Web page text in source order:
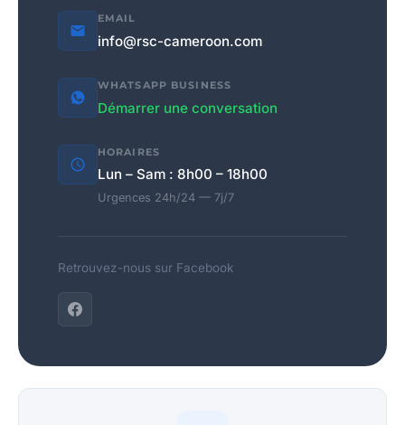
EMAIL
info@rsc-cameroon.com
WHATSAPP BUSINESS
Démarrer une conversation
HORAIRES
Lun – Sam : 8h00 – 18h00
Urgences 24h/24 — 7j/7
Retrouvez-nous sur Facebook